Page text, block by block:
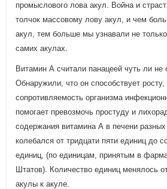
промыслового лова акул. Война и
толчок массовому лову акул, и чем
акул, тем больше мы узнавали не
самих акулах.
Витамин А считали панацеей чуть ли не
Обнаружили, что он способствует росту,
сопротивляемость организма
помогает превозмочь простуду и
содержания витамина А в печени
колебался от тридцати пяти единиц до
единиц, (по единицам, принятым в
Штатов). Количество единиц менялось
акулы к акуле.